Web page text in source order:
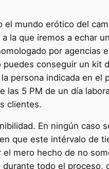
mundo erótico del
la que iremos a echar
por agencias
conseguir un kit
persona indicada en el
las 5 PM de un día
clientes.
En ningún caso
que este intérvalo de
mero hecho de no
todo el proceso,